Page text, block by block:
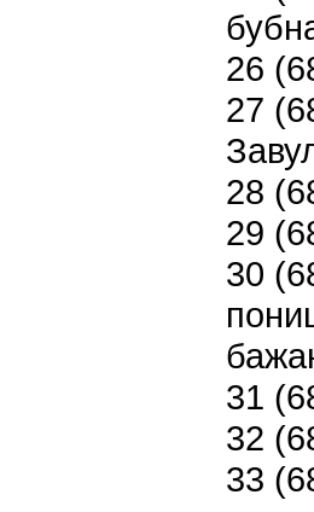
26
27
28
29
30
31
32
33